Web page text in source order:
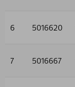
6 5016620
7 5016667